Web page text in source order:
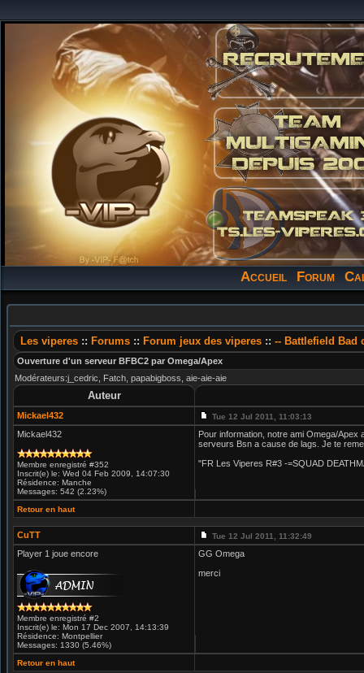
Accueil Forum
Les viperes :: Forums :: Forum jeux des viperes :: -- Battlefield Bad
Ouverture d'un serveur BFBC2 par Omega/Apex
Modérateurs:j_cedric, Fatch, papabigboss, aie-aie-aie
Auteur
Mickael432 Tue 12 Jul 2011, 11:03:13
Mickael432
Membre enregistré #352
Inscrit(e) le: Wed 04 Feb 2009, 14:07:30
Résidence: Manche
Messages: 542 (2.23%)
Pour information, notre ami Omega/
serveurs Bsn a cause de lags. Je te
"FR Les Viperes R#3 -=SQUAD
Retour en haut
CuTT Tue 12 Jul 2011, 11:32:49
Player 1 joue encore
Membre enregistré #2
Inscrit(e) le: Mon 17 Dec 2007, 14:13:39
Résidence: Montpellier
Messages: 1330 (5.46%)
GG Omega
merci
Retour en haut